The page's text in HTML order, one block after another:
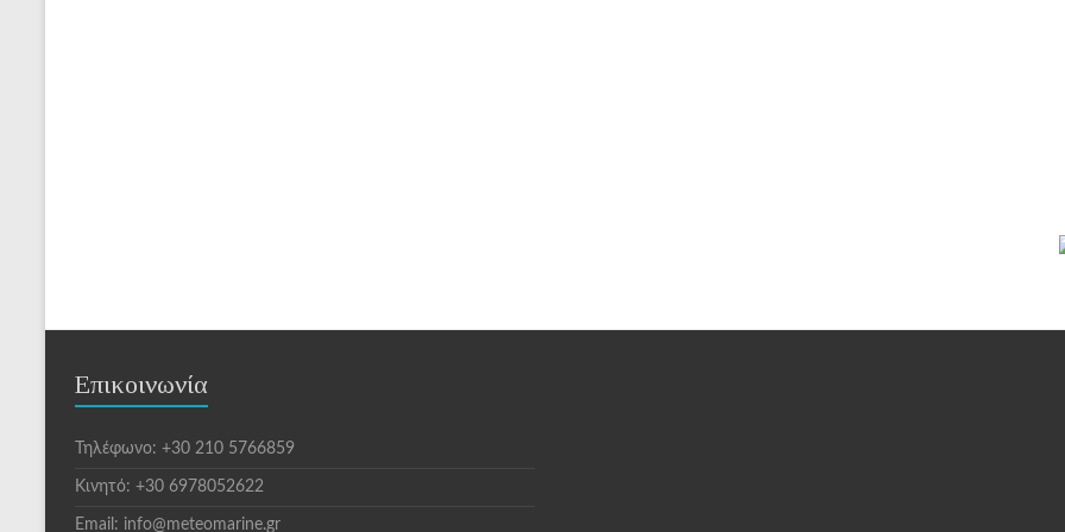
Επικοινωνία
Τηλέφωνο: +30 210 5766859
Κινητό: +30 6978052622
Email: info@meteomarine.gr